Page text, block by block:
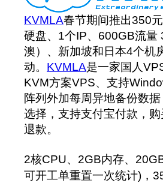
KVMLA春节期间推出350
硬盘、1个IP、600GB流量
澳）、新加坡和日本4个机
动。 KVMLA是一家国人
KVM方案VPS、支持
阵列外加每周异地备份数
选择，支持支付宝付款，
退款。
2核CPU、2GB内存、
可开工单重置一次统计)，